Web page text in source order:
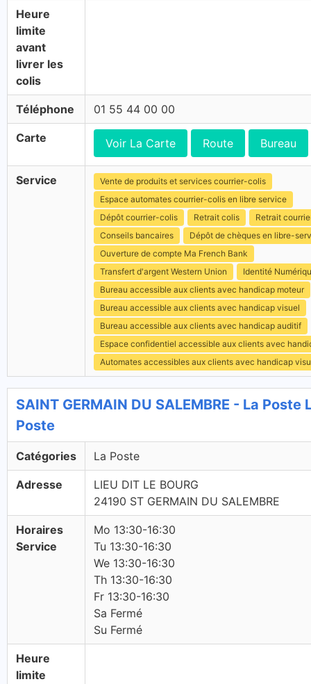
Heure
limite
avant
livrer les
colis
Téléphone 01 55 44 00 00
Carte Voir La Carte Route Bureau
Service
Vente de produits et services courrier-colis
Espace automates courrier-colis en libre service
Dépôt courrier-colis
Retrait colis
Retrait
Conseils bancaires
Dépôt de chèques en libre-
Ouverture de compte Ma French Bank
Transfert d'argent Western Union
Identité
Bureau accessible aux clients avec handicap moteur
Bureau accessible aux clients avec handicap visuel
Bureau accessible aux clients avec handicap auditif
Espace confidentiel accessible aux clients avec
Automates accessibles aux clients avec handicap
SAINT GERMAIN DU SALEMBRE - La Poste
Poste
Catégories La Poste
Adresse
LIEU DIT LE BOURG
24190 ST GERMAIN DU SALEMBRE
Horaires
Service
Mo 13:30-16:30
Tu 13:30-16:30
We 13:30-16:30
Th 13:30-16:30
Fr 13:30-16:30
Sa Fermé
Su Fermé
Heure
limite